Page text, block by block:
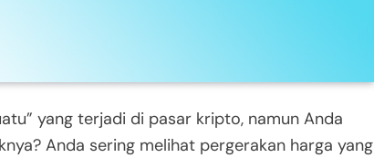
yang terjadi di pasar kripto, namun Anda
Anda sering melihat pergerakan harga yang